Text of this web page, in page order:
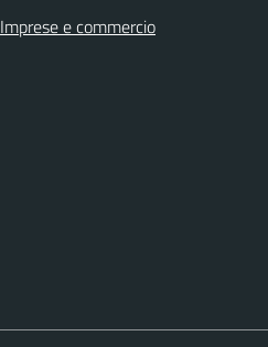
Imprese e commercio